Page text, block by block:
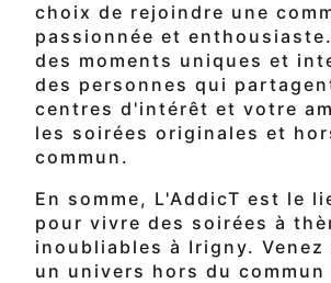
choix de rejoindre une
passionnée et
des moments uniques et
des personnes qui
centres d'intérêt et votre
les soirées originales et
commun.
En somme, L'AddicT est le
pour vivre des soirées à
inoubliables à Irigny. Venez
un univers hors du